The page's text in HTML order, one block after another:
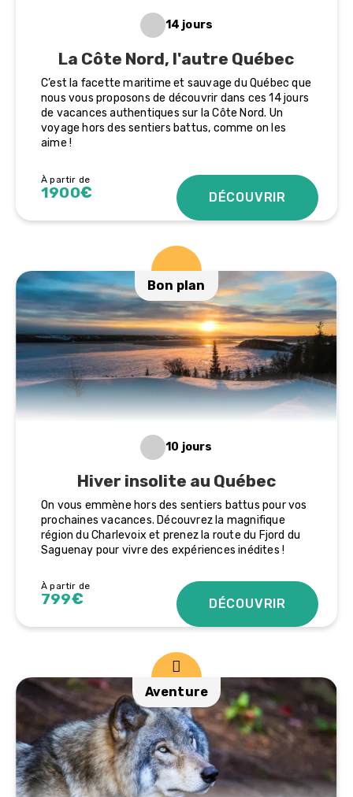
14 jours
La Côte Nord, l'autre Québec
C’est la facette maritime et sauvage du Québec que
nous vous proposons de découvrir dans ces 14 jours
de vacances authentiques sur la Côte Nord. Un
voyage hors des sentiers battus, comme on les
aime !
À partir de
1900€ DÉCOUVRIR
Bon plan
10 jours
Hiver insolite au Québec
On vous emmène hors des sentiers battus pour vos
prochaines vacances. Découvrez la magnifique
région du Charlevoix et prenez la route du Fjord du
Saguenay pour vivre des expériences inédites !
À partir de
799€ DÉCOUVRIR
Aventure